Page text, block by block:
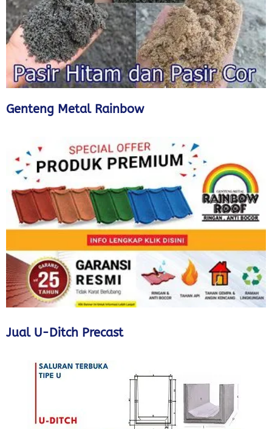
Genteng Metal Rainbow
Jual U-Ditch Precast